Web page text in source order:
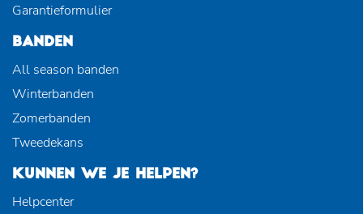
Garantieformulier
BANDEN
All season banden
Winterbanden
Zomerbanden
Tweedekans
KUNNEN WE JE HELPEN?
Helpcenter